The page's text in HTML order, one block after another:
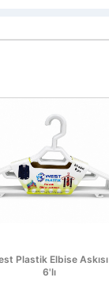
Plastik Elbise Askısı
6'lı